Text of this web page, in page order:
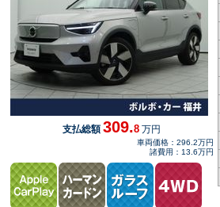
支払総額309.8 万円
車両価格：296.2万円
諸費用：13.6万円